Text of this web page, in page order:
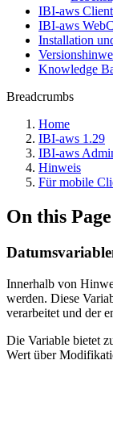
IBI-aws Client
IBI-aws
Installation
Knowledge
Breadcrumbs
Home
IBI-aws 1.29
IBI-aws
Hinweis
Für mobile
On this Page
Innerhalb von
werden. Diese
verarbeitet und der
Die Variable bietet
Wert über